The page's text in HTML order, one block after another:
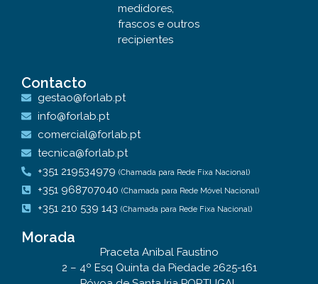
medidores,
frascos e outros
recipientes
Contacto
gestao@forlab.pt
info@forlab.pt
comercial@forlab.pt
tecnica@forlab.pt
+351 219534979 (Chamada para Rede Fixa Nacional)
+351 968707040 (Chamada para Rede Móvel Nacional)
+351 210 539 143 (Chamada para Rede Fixa Nacional)
Morada
Praceta Anibal Faustino
2 – 4º Esq Quinta da Piedade 2625-161